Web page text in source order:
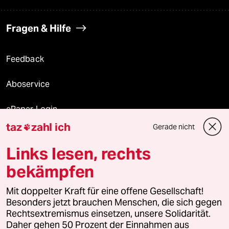
Fragen & Hilfe
Feedback
Aboservice
ePaper Login
Downloads für Abonnierende
© 2026 taz Verlags und Vertriebs GmbH
Alle Rechte vorbehalten. Bei rechtlichen Fragen oder für Genehmigungen
wenden Sie sich bitte an lizenzen@taz.de
taz zahl ich Gerade nicht
Links lesen, rechts
bekämpfen
Mit doppelter Kraft für eine offene Gesellschaft!
Besonders jetzt brauchen Menschen, die sich gegen
Rechtsextremismus einsetzen, unsere Solidarität.
Daher gehen 50 Prozent der Einnahmen aus